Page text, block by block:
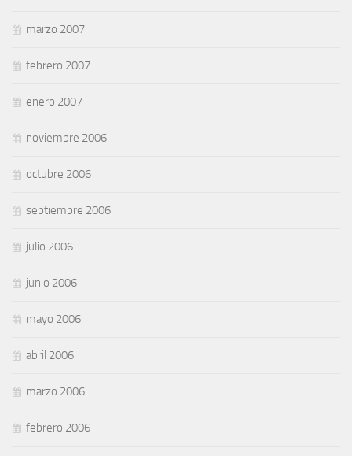
marzo 2007
febrero 2007
enero 2007
noviembre 2006
octubre 2006
septiembre 2006
julio 2006
junio 2006
mayo 2006
abril 2006
marzo 2006
febrero 2006